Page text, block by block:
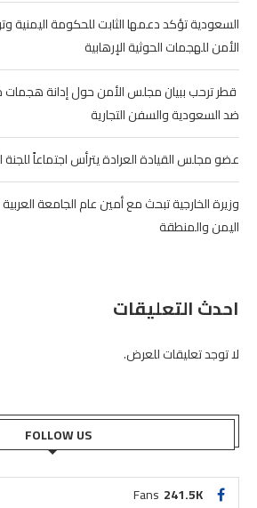
السعودية تؤكد دعمها الثابت للحكومة اليمنية
الأمن للهجمات الحوثية الإرهابية
قطر ترحب ببيان مجلس الأمن حول إدانة هجمات
ضد السعودية والسفن التجارية
عضو مجلس القيادة العرادة يترأس اجتماعاً للجنة
وزيرة الخارجية تبحث مع أمين عام الجامعة
اليمن والمنطقة
احدث التعليقات
لا توجد تعليقات للعرض.
FOLLOW US
241.5K
Fans